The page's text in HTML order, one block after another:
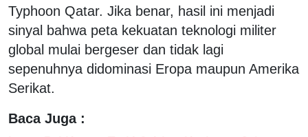
Typhoon Qatar. Jika benar, hasil ini menjadi
sinyal bahwa peta kekuatan teknologi militer
global mulai bergeser dan tidak lagi
sepenuhnya didominasi Eropa maupun Amerika
Serikat.
Baca Juga :